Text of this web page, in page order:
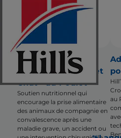
a/d Urgent Care -
Pâtée pour Chien et
Chat - au Poulet
Soutien nutritionnel qui
encourage la prise alimentaire
des animaux de compagnie en
convalescence après une
maladie grave, un accident ou
au